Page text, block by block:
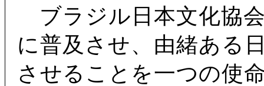
ブラジル日本文化協
に普及させ、由緒ある
させることを一つの使